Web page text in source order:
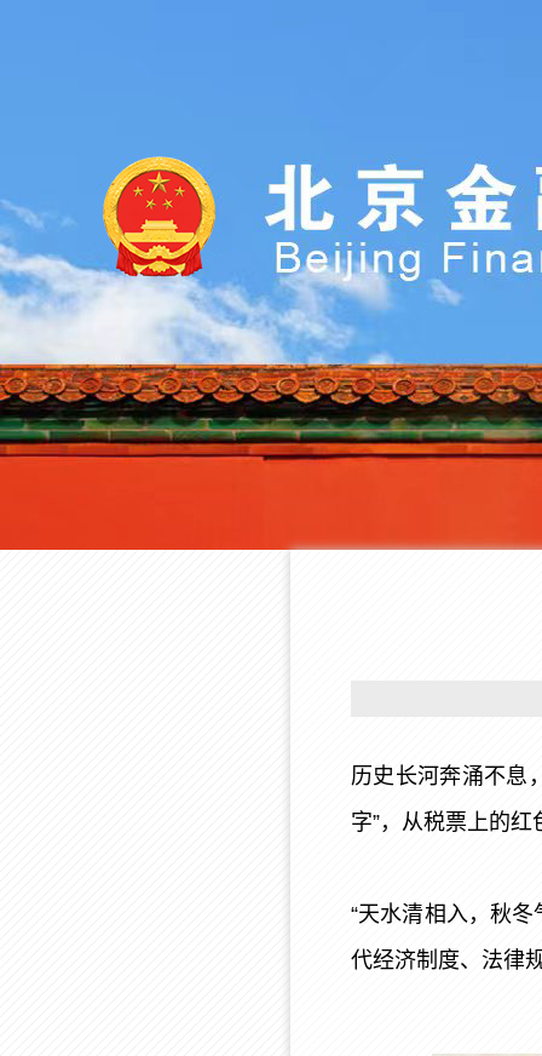
历史长河奔涌不息
字”，从税票上的
“天水清相入，秋
代经济制度、法律